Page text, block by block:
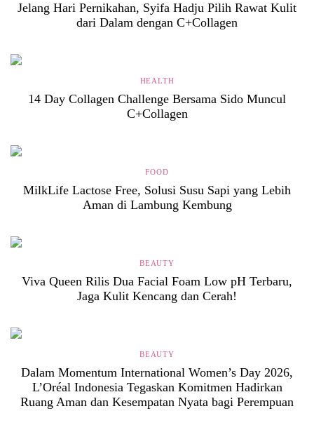
Jelang Hari Pernikahan, Syifa Hadju Pilih Rawat Kulit
dari Dalam dengan C+Collagen
HEALTH
14 Day Collagen Challenge Bersama Sido Muncul
C+Collagen
FOOD
MilkLife Lactose Free, Solusi Susu Sapi yang Lebih
Aman di Lambung Kembung
BEAUTY
Viva Queen Rilis Dua Facial Foam Low pH Terbaru,
Jaga Kulit Kencang dan Cerah!
BEAUTY
Dalam Momentum International Women’s Day 2026,
L’Oréal Indonesia Tegaskan Komitmen Hadirkan
Ruang Aman dan Kesempatan Nyata bagi Perempuan